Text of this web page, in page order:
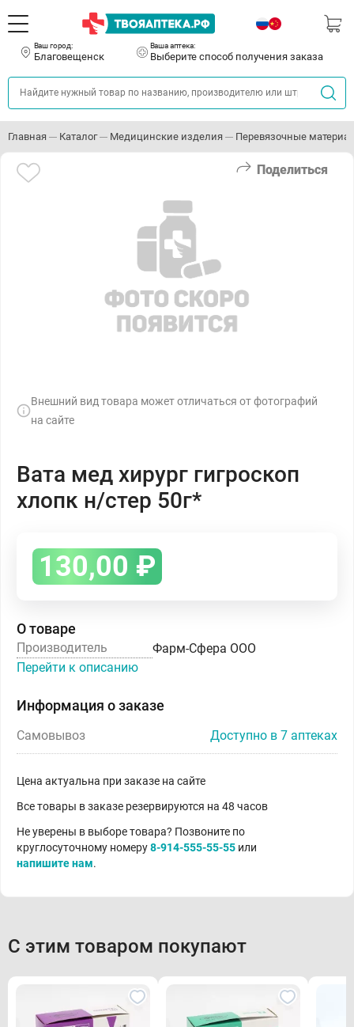
Ваш город:
Благовещенск
Ваша аптека:
Выберите способ получения заказа
Главная Каталог Медицинские изделия Перевязочные
Поделиться
Внешний вид товара может отличаться от фотографий
на сайте
Вата мед хирург гигроскоп
хлопк н/стер 50г*
130,00 ₽
О товаре
Производитель
Фарм-Сфера ООО
Перейти к описанию
Информация о заказе
Самовывоз Доступно в 7 аптеках
Цена актуальна при заказе на сайте
Все товары в заказе резервируются на 48 часов
Не уверены в выборе товара? Позвоните по
круглосуточному номеру8-914-555-55-55 или
напишите нам.
С этим товаром покупают